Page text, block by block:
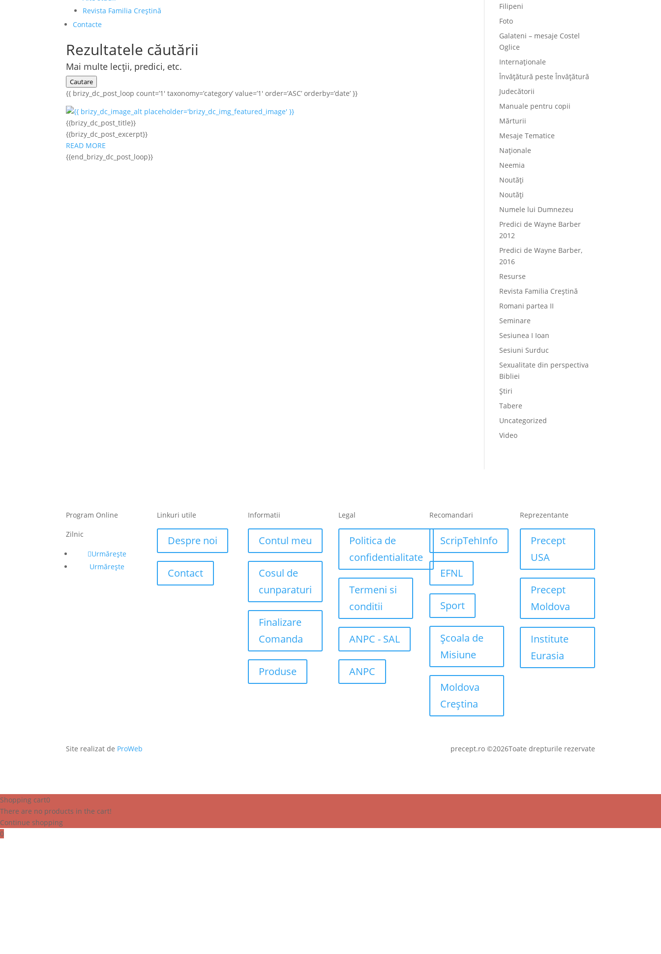
Revista Familia Creștină
Contacte
Rezultatele căutării
Mai multe lecții, predici, etc.
Cautare
{{ brizy_dc_post_loop count=’1′ taxonomy=’category’ value=’1′ order=’ASC’ orderby=’date’ }}
{{brizy_dc_post_title}}
{{brizy_dc_post_excerpt}}
READ MORE
{{end_brizy_dc_post_loop}}
Filipeni
Foto
Galateni – mesaje Costel
Oglice
Internaționale
Învățătură peste Învățătură
Judecătorii
Manuale pentru copii
Mărturii
Mesaje Tematice
Naționale
Neemia
Noutăți
Noutăți
Numele lui Dumnezeu
Predici de Wayne Barber
2012
Predici de Wayne Barber,
2016
Resurse
Revista Familia Creștină
Romani partea II
Seminare
Sesiunea I Ioan
Sesiuni Surduc
Sexualitate din perspectiva
Bibliei
Știri
Tabere
Uncategorized
Video
Program Online
Zilnic
Urmărește
Urmărește
Linkuri utile
Despre noi
Contact
Informatii
Contul meu
Cosul de
cunparaturi
Finalizare
Comanda
Produse
Legal
Politica de
confidentialitate
Termeni si
conditii
ANPC - SAL
ANPC
Recomandari
ScripTehInfo
EFNL
Sport
Școala de
Misiune
Moldova
Creștina
Reprezentante
Precept
USA
Precept
Moldova
Institute
Eurasia
Site realizat de ProWeb precept.ro ©2026Toate drepturile rezervate
Shopping cart0
There are no products in the cart!
Continue shopping
0